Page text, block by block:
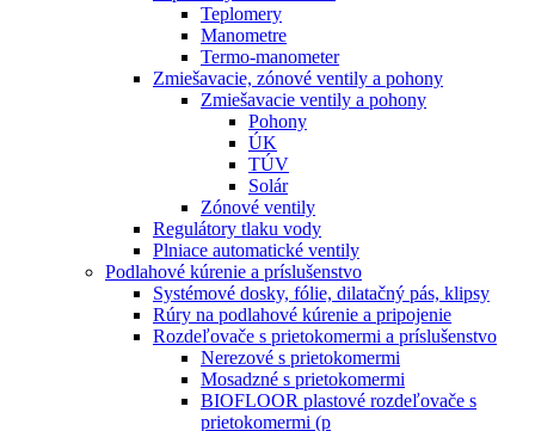
Teplomery
Manometre
Termo-manometer
Zmiešavacie, zónové ventily a pohony
Zmiešavacie ventily a pohony
Pohony
ÚK
TÚV
Solár
Zónové ventily
Regulátory tlaku vody
Plniace automatické ventily
Podlahové kúrenie a príslušenstvo
Systémové dosky, fólie, dilatačný pás, klipsy
Rúry na podlahové kúrenie a pripojenie
Rozdeľovače s prietokomermi a príslušenstvo
Nerezové s prietokomermi
Mosadzné s prietokomermi
BIOFLOOR plastové rozdeľovače s
prietokomermi (p